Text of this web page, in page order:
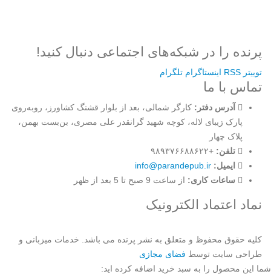
پرنده را در شبکه‌های اجتماعی دنبال کنید!
توییتر RSS اینستاگرام تلگرام
تماس با ما
آدرس دفتر: کارگر شمالی، بعد از بلوار قشنگ کشاورز، روبه‌روی
پارک زیبای لاله، کوچه شهید گرانقدر علی مصری، بن‌بست بهمن،
پلاک چهار
تلفن: +۹۸۹۳۷۶۶۸۸۶۲۲
ایمیل: info@parandepub.ir
ساعات کاری: از ساعت 9 صبح تا 5 بعد از ظهر
نماد اعتماد الکترونیک
کلیه حقوق محفوظ و متعلق به نشر پرنده می باشد. خدمات میزبانی و
طراحی سایت توسط فضای مجازی
شما این محصول را به سبد خرید اضافه کرده اید: